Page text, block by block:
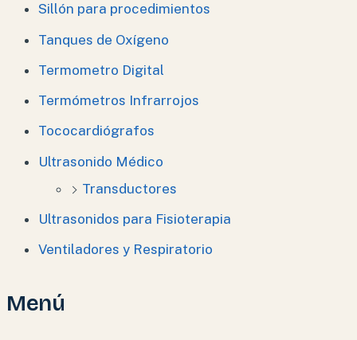
Sillón para procedimientos
Tanques de Oxígeno
Termometro Digital
Termómetros Infrarrojos
Tococardiógrafos
Ultrasonido Médico
Transductores
Ultrasonidos para Fisioterapia
Ventiladores y Respiratorio
Menú